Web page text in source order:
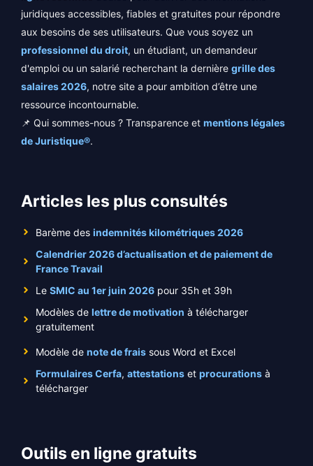
juridiques accessibles, fiables et gratuites pour répondre
aux besoins de ses utilisateurs. Que vous soyez un
professionnel du droit, un étudiant, un demandeur
d'emploi ou un salarié recherchant la dernière grille des
salaires 2026, notre site a pour ambition d’être une
ressource incontournable.
📌 Qui sommes-nous ? Transparence et mentions légales
de Juristique®.
Articles les plus consultés
Barème des indemnités kilométriques 2026
Calendrier 2026 d’actualisation et de paiement de
France Travail
Le SMIC au 1er juin 2026 pour 35h et 39h
Modèles de lettre de motivation à télécharger
gratuitement
Modèle de note de frais sous Word et Excel
Formulaires Cerfa, attestations et procurations à
télécharger
Outils en ligne gratuits